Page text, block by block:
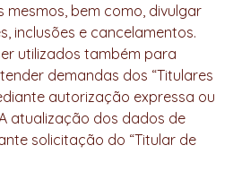
bem como, divulgar
inclusões e cancelamentos.
utilizados também para
demandas dos “Titulares
autorização expressa ou
atualização dos dados de
solicitação do “Titular de